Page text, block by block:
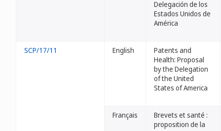
Delegación de los
Estados Unidos de
América
SCP/17/11 English
Patents and
Health: Proposal
by the Delegation
of the United
States of America
Français
Brevets et santé :
proposition de la